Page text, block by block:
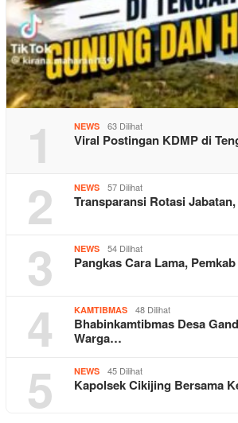
1 NEWS 63 Dilihat
Viral Postingan KDMP di
2 NEWS 57 Dilihat
Transparansi Rotasi
3 NEWS 54 Dilihat
Pangkas Cara Lama,
4 KAMTIBMAS 48 Dilihat
Bhabinkamtibmas Desa
Warga…
5 NEWS 45 Dilihat
Kapolsek Cikijing Bersama